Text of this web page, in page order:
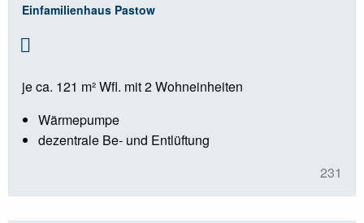
Einfamilienhaus Pastow
je ca. 121 m² Wfl. mit 2 Wohneinheiten
Wärmepumpe
dezentrale Be- und Entlüftung
231